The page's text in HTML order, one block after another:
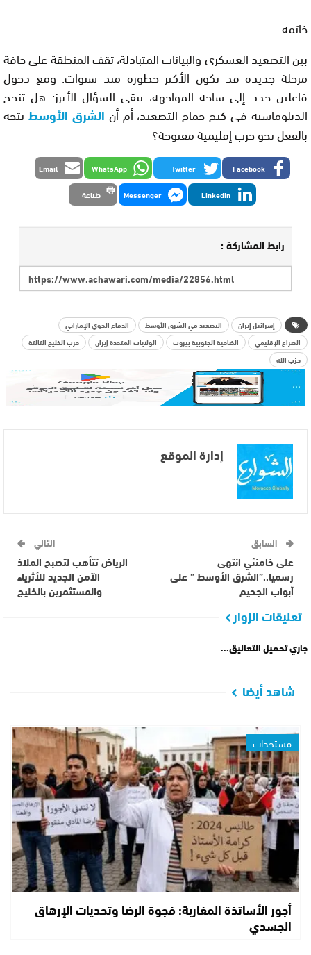
خاتمة
بين التصعيد العسكري والبيانات المتبادلة، تقف المنطقة على حافة
مرحلة جديدة قد تكون الأكثر خطورة منذ سنوات. ومع دخول
فاعلين جدد إلى ساحة المواجهة، يبقى السؤال الأبرز: هل تنجح
الدبلوماسية في كبح جماح التصعيد، أم أن الشرق الأوسط يتجه
بالفعل نحو حرب إقليمية مفتوحة؟
Facebook
Twitter
WhatsApp
Email
LinkedIn
Messenger طباعة
رابط المشاركة :
إسرائيل إيران التصعيد في الشرق الأوسط
الدفاع الجوي الإماراتي
الصراع الإقليمي
الضاحية الجنوبية بيروت الولايات المتحدة إيران
حرب الخليج الثالثة
حزب الله
إدارة الموقع
السابق
على خامنئي انتهى
رسميا..”الشرق الأوسط ” على
أبواب الجحيم
التالي
الرياض تتأهب لتصبح الملاذ
الآمن الجديد للأثرياء
والمستثمرين بالخليج
تعليقات الزوار
جاري تحميل التعاليق...
شاهد أيضا
مستجدات
أجور الأساتذة المغاربة: فجوة الرضا وتحديات الإرهاق
الجسدي